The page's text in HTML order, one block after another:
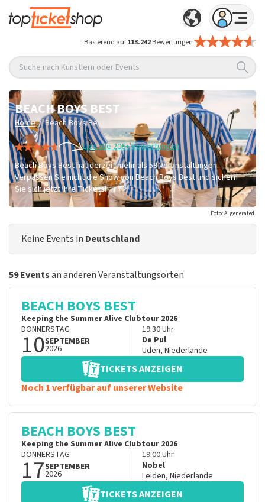
Basierend auf113.242Bewertungen
Suche nach Künstlern oder Events
BEACH BOYS BEST
Home / Beach Boys Best
Lies alle 206+ Bewertungen
Beach Boys Best hat derzeit mehr als 59 Veranstaltungen.
Verpassen Sie nicht die Show von Beach Boys Best und sichern
Sie sich jetzt Ihre Tickets!
Foto: AI generated
Keine Events in Deutschland
59 Eventsan anderen Veranstaltungsorten
BEACH BOYS BEST
Keeping the Summer Alive Clubtour 2026
DONNERSTAG
10SEPTEMBER
2026
19:30Uhr
De Pul
Uden, Niederlande
TICKETS ANZEIGEN
Noch 1 verfügbar auf unserer Website
BEACH BOYS BEST
Keeping the Summer Alive Clubtour 2026
DONNERSTAG
17SEPTEMBER
2026
19:00Uhr
Nobel
Leiden, Niederlande
TICKETS ANZEIGEN